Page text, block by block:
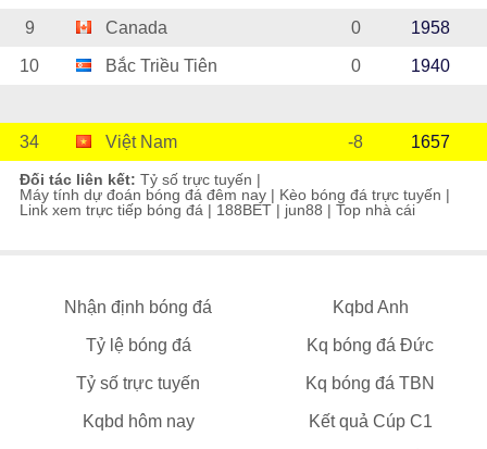
9 Canada 0 1958
10 Bắc Triều Tiên 0 1940
34 Việt Nam -8 1657
Đối tác liên kết: Tỷ số trực tuyến |
Máy tính dự đoán bóng đá đêm nay | Kèo bóng đá trực tuyến |
Link xem trực tiếp bóng đá | 188BET | jun88 | Top nhà cái
Nhận định bóng đá Kqbd Anh
Tỷ lệ bóng đá Kq bóng đá Đức
Tỷ số trực tuyến Kq bóng đá TBN
Kqbd hôm nay Kết quả Cúp C1